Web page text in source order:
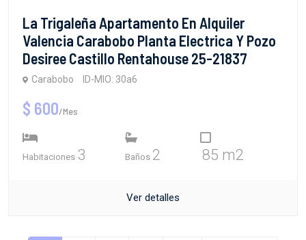
La Trigaleña Apartamento En Alquiler
Valencia Carabobo Planta Electrica Y Pozo
Desiree Castillo Rentahouse 25-21837
Carabobo ID-MIO: 30a6
$ 600/Mes
Habitaciones 3 Baños 2 85 m2
Ver detalles